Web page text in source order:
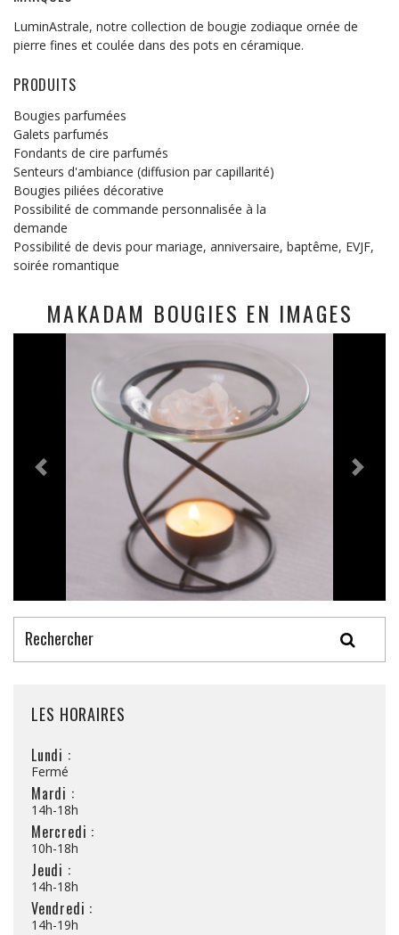
LuminAstrale, notre collection de bougie zodiaque ornée de
pierre fines et coulée dans des pots en céramique.
PRODUITS
Bougies parfumées
Galets parfumés
Fondants de cire parfumés
Senteurs d'ambiance (diffusion par capillarité)
Bougies piliées décorative
Possibilité de commande personnalisée à la
demande
Possibilité de devis pour mariage, anniversaire, baptême, EVJF,
soirée romantique
MAKADAM BOUGIES EN IMAGES
LES HORAIRES
Lundi :
Fermé
Mardi :
14h-18h
Mercredi :
10h-18h
Jeudi :
14h-18h
Vendredi :
14h-19h